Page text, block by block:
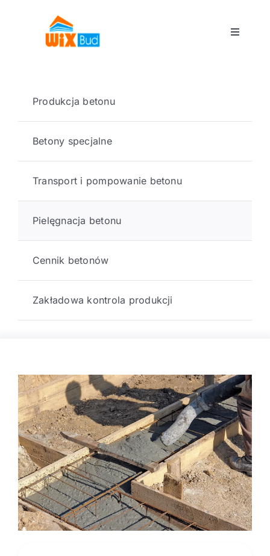
zawartości
Toggle
O nas
Produkcja betonu
Akcjonariat
Kontakt
Produkcja betonu
Betony specjalne
Transport i pompowanie betonu
Pielęgnacja betonu
Cennik betonów
Zakładowa kontrola produkcji